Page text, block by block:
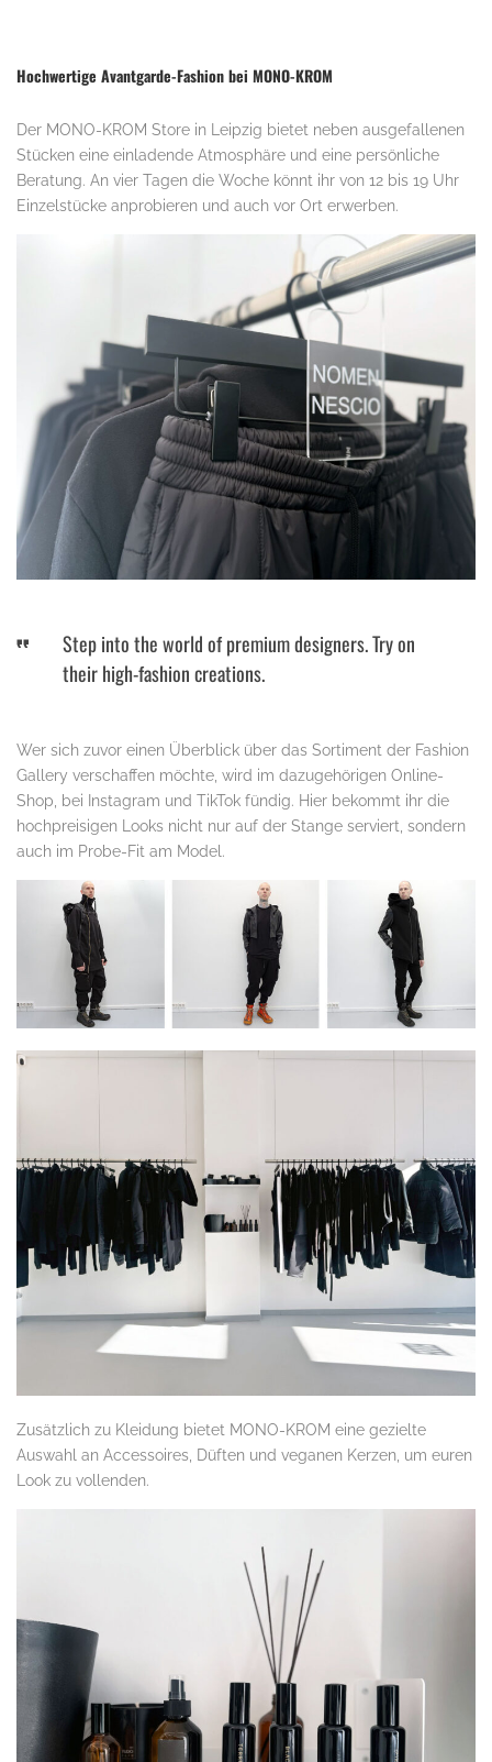
Hochwertige Avantgarde-Fashion bei MONO-KROM
Der MONO-KROM Store in Leipzig bietet neben ausgefallenen
Stücken eine einladende Atmosphäre und eine persönliche
Beratung. An vier Tagen die Woche könnt ihr von 12 bis 19 Uhr
Einzelstücke anprobieren und auch vor Ort erwerben.
Step into the world of premium designers. Try on
their high-fashion creations.
Wer sich zuvor einen Überblick über das Sortiment der Fashion
Gallery verschaffen möchte, wird im dazugehörigen Online-
Shop, bei Instagram und TikTok fündig. Hier bekommt ihr die
hochpreisigen Looks nicht nur auf der Stange serviert, sondern
auch im Probe-Fit am Model.
Zusätzlich zu Kleidung bietet MONO-KROM eine gezielte
Auswahl an Accessoires, Düften und veganen Kerzen, um euren
Look zu vollenden.